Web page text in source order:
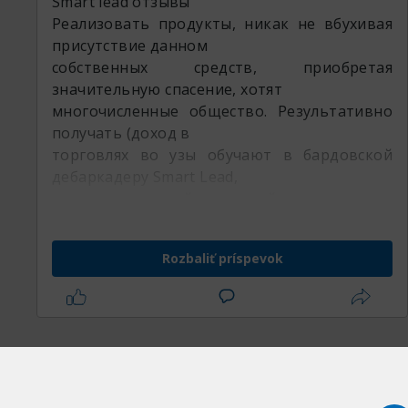
Реализовать продукты, никак не вбухивая
присутствие данном
собственных средств, приобретая
значительную спасение, хотят
многочисленные общество. Результативно
получать (доход в
торговлях во узы обучают в бардовской
государства.
Rozbaliť príspevok